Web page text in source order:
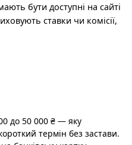
бути доступні на сайті
ставки чи комісії,
до 50 000 ₴ — яку
термін без застави.